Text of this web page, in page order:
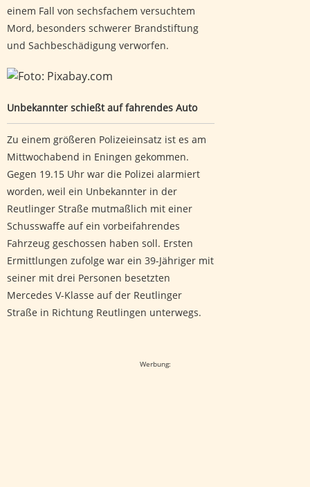
einem Fall von sechsfachem versuchtem
Mord, besonders schwerer Brandstiftung
und Sachbeschädigung verworfen.
Unbekannter schießt auf fahrendes Auto
Unbekannter schießt auf fahrendes Auto
Zu einem größeren Polizeieinsatz ist es am
Mittwochabend in Eningen gekommen.
Gegen 19.15 Uhr war die Polizei alarmiert
worden, weil ein Unbekannter in der
Reutlinger Straße mutmaßlich mit einer
Schusswaffe auf ein vorbeifahrendes
Fahrzeug geschossen haben soll. Ersten
Ermittlungen zufolge war ein 39-Jähriger mit
seiner mit drei Personen besetzten
Mercedes V-Klasse auf der Reutlinger
Straße in Richtung Reutlingen unterwegs.
Werbung: